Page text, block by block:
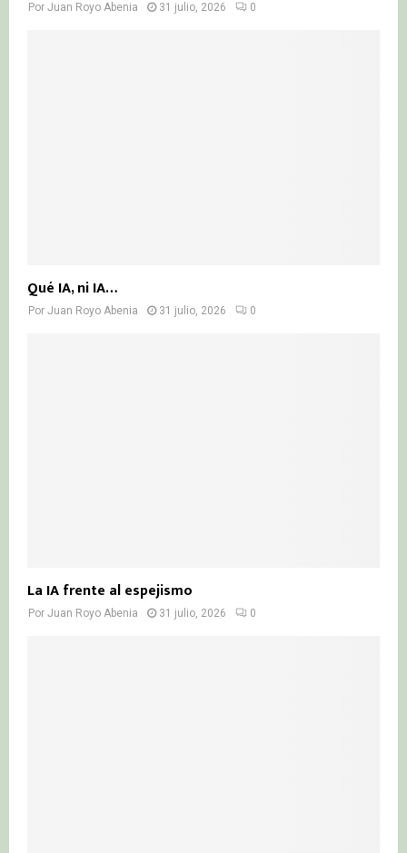
Por Juan Royo Abenia 31 julio, 2026 0
Qué IA, ni IA…
Por Juan Royo Abenia 31 julio, 2026 0
La IA frente al espejismo
Por Juan Royo Abenia 31 julio, 2026 0